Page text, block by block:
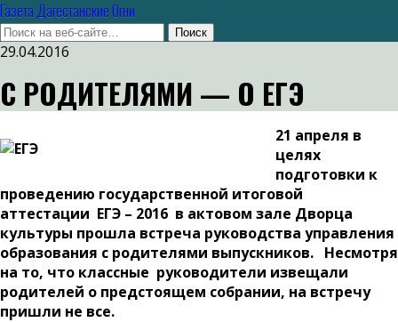
Газета Дагестанские Огни
29.04.2016
С РОДИТЕЛЯМИ — О ЕГЭ
21 апреля в
целях
подготовки к
проведению государственной итоговой
аттестации ЕГЭ – 2016 в актовом зале Дворца
культуры прошла встреча руководства управления
образования с родителями выпускников. Несмотря
на то, что классные руководители извещали
родителей о предстоящем собрании, на встречу
пришли не все.